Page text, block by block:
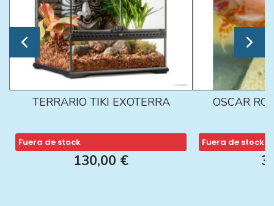
TERRARIO TIKI EXOTERRA
Fuera de stock
130,00 €
OSCAR
Fuera de stock